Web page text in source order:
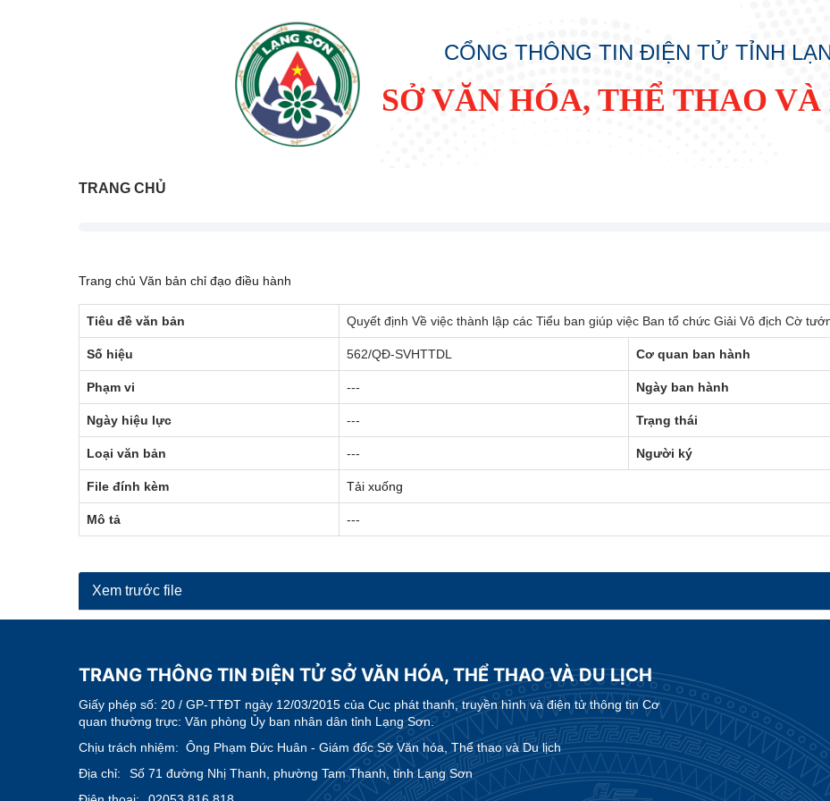
CỔNG THÔNG TIN ĐIỆN TỬ TỈNH
SỞ VĂN HÓA, THỂ THAO
TRANG CHỦ
Trang chủ Văn bản chỉ đạo điều hành
Tiêu đề văn bản Quyết định Về việc thành lập các Tiểu ban giúp việc Ban tổ chức Giải Vô địch Cờ
Số hiệu 562/QĐ-SVHTTDL Cơ quan ban hành
Phạm vi --- Ngày ban hành
Ngày hiệu lực --- Trạng thái
Loại văn bản --- Người ký
File đính kèm Tải xuống
Mô tả ---
Xem trước file
TRANG THÔNG TIN ĐIỆN TỬ SỞ VĂN HÓA, THỂ THAO VÀ DU LỊCH
Giấy phép số: 20 / GP-TTĐT ngày 12/03/2015 của Cục phát thanh, truyền hình và điện tử thông tin Cơ
quan thường trực: Văn phòng Ủy ban nhân dân tỉnh Lạng Sơn.
Chịu trách nhiệm: Ông Phạm Đức Huân - Giám đốc Sở Văn hóa, Thể thao và Du lịch
Địa chỉ:
Số 71 đường Nhị Thanh, phường Tam Thanh, tỉnh Lạng Sơn